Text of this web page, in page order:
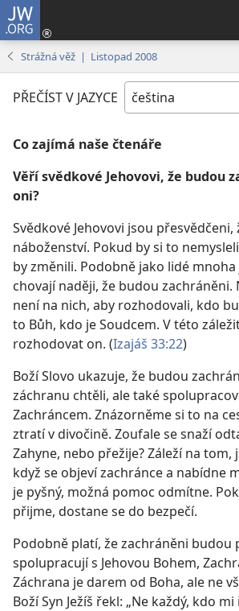
JW.ORG
Strážná věž | Listopad 2008
PŘEČÍST V JAZYCE
Co zajímá naše čtenáře
Věří svědkové Jehovovi, že budou
oni?
Svědkové Jehovovi jsou přesvědčeni,
náboženství. Pokud by si to
by změnili. Podobně jako lidé
chovají naději, že budou zachráněni.
není na nich, aby rozhodovali, kdo
to Bůh, kdo je Soudcem. V této
rozhodovat on. (Izajáš 33:22)
Boží Slovo ukazuje, že budou
záchranu chtěli, ale také
Zachráncem. Znázorněme si to na
ztratí v divočině. Zoufale se snaží
Zahyne, nebo přežije? Záleží na tom,
když se objeví zachránce a nabídne
je pyšný, možná pomoc odmítne.
přijme, dostane se do bezpečí.
Podobně platí, že zachráněni budou
spolupracují s Jehovou Bohem,
Záchrana je darem od Boha, ale ne
Boží Syn Ježíš řekl: „Ne každý, kdo mi